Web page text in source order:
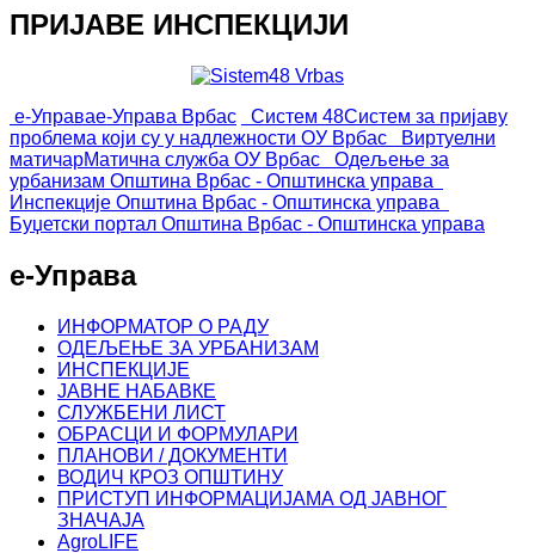
ПРИЈАВЕ ИНСПЕКЦИЈИ
е-Управае-Управа Врбас Систем 48Систем за пријаву
проблема који су у надлежности ОУ Врбас
Виртуелни
матичарМатична служба ОУ Врбас
Одељење за
урбанизам Општина Врбас - Општинска управа
Инспекције Општина Врбас - Општинска управа
Буџетски портал Општина Врбас - Општинска управа
е-Управа
ИНФОРМАТОР О РАДУ
ОДЕЉЕЊЕ ЗА УРБАНИЗАМ
ИНСПЕКЦИЈЕ
ЈАВНЕ НАБАВКЕ
СЛУЖБЕНИ ЛИСТ
ОБРАСЦИ И ФОРМУЛАРИ
ПЛАНОВИ / ДОКУМЕНТИ
ВОДИЧ КРОЗ ОПШТИНУ
ПРИСТУП ИНФОРМАЦИЈАМА ОД ЈАВНОГ
ЗНАЧАЈА
AgroLIFE